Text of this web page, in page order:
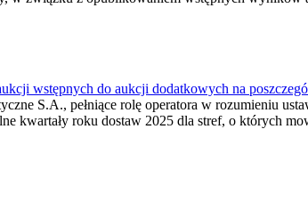
wstępnych do aukcji dodatkowych na
S.A., pełniące rolę operatora w rozumieniu
kwartały roku dostaw 2025 dla stref, o których